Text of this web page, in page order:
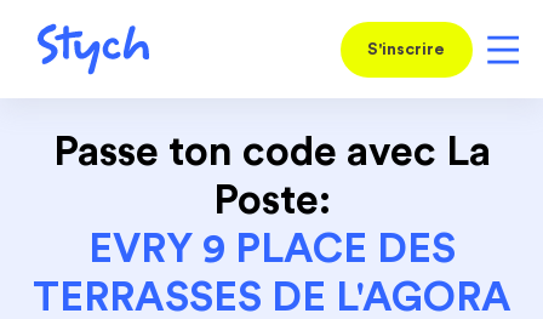
S'inscrire
Passe ton code avec La
Poste:
EVRY 9 PLACE DES
TERRASSES DE L'AGORA